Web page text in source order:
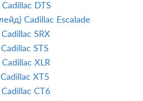
Cadillac DTS
Cadillac Escalade
Cadillac SRX
Cadillac STS
Cadillac XLR
Cadillac XT5
Cadillac CT6